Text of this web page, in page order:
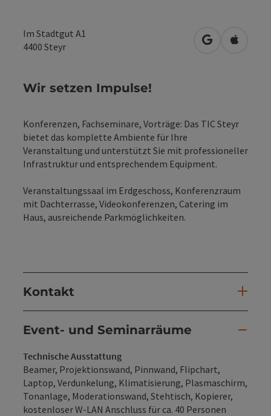
Im Stadtgut A1
4400 Steyr in Google
in
Wir setzen Impulse!
Konferenzen, Fachseminare, Vorträge: Das TIC Steyr
bietet das komplette Ambiente für Ihre
Veranstaltung und unterstützt Sie mit professioneller
Infrastruktur und entsprechendem Equipment.
Veranstaltungssaal im Erdgeschoss, Konferenzraum
mit Dachterrasse, Videokonferenzen, Catering im
Haus, ausreichende Parkmöglichkeiten.
Kontakt
Event- und Seminarräume
Technische Ausstattung
Beamer, Projektionswand, Pinnwand, Flipchart,
Laptop, Verdunkelung, Klimatisierung, Plasmaschirm,
Tonanlage, Moderationswand, Stehtisch, Kopierer,
kostenloser W-LAN Anschluss für ca. 40 Personen